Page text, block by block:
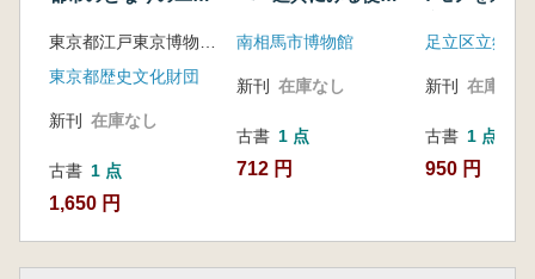
東京都歴史文化財団
新刊 在庫なし
古書 1 点
1,650 円
南相馬市博物館
新刊 在庫なし
古書 1 点
712 円
足立区立郷土
新刊 在庫なし
古書 1 点
950 円